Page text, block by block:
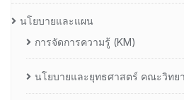
นโยบายและแผน
การจัดการความรู้ (KM)
นโยบายและยุทธศาสตร์ คณะวิทย